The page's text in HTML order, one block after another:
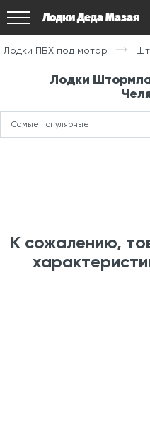
Лодки Деда Мазая
Лодки ПВХ под мотор
Лодки
Самые популярные
К сожалению,